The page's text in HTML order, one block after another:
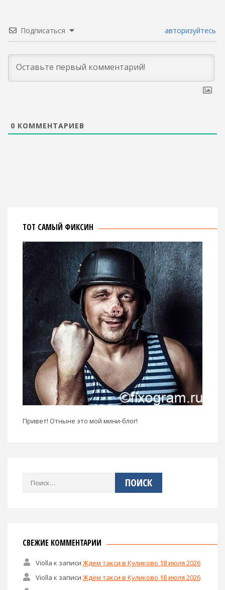
Подписаться авторизуйтесь
0 КОММЕНТАРИЕВ
ТОТ САМЫЙ ФИКСИН
Привет! Отныне это мой мини-блог!
Найти:
СВЕЖИЕ КОММЕНТАРИИ
Violla к записи Ждем такси в Куликово 18 июля 2026
Violla к записи Ждем такси в Куликово 18 июля 2026